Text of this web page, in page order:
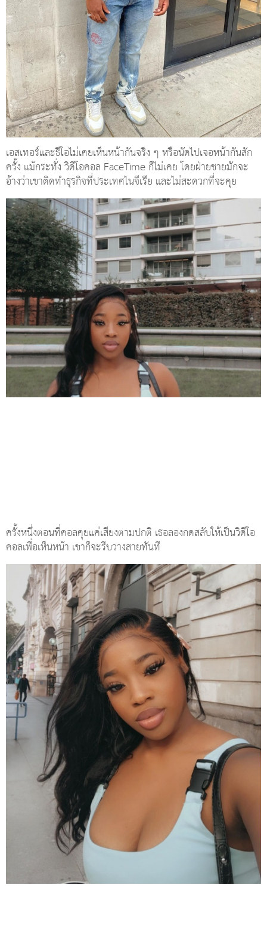
เอสเทอร์และธีโอไม่เคยเห็นหน้ากันจริง ๆ หรือนัดไปเจอหน้ากันสัก
ครั้ง แม้กระทั่ง วิดีโอคอล FaceTime ก็ไม่เคย โดยฝ่ายชายมักจะ
อ้างว่าเขาติดทำธุรกิจที่ประเทศไนจีเรีย และไม่สะดวกที่จะคุย
ครั้งหนึ่งตอนที่คอลคุยแค่เสียงตามปกติ เธอลองกดสลับให้เป็นวิดีโอ
คอลเพื่อเห็นหน้า เขาก็จะรีบวางสายทันที